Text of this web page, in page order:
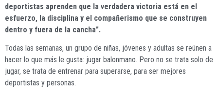
deportistas aprenden que la verdadera victoria está en el
esfuerzo, la disciplina y el compañerismo que se construyen
dentro y fuera de la cancha”.
Todas las semanas, un grupo de niñas, jóvenes y adultas se reúnen a
hacer lo que más le gusta: jugar balonmano. Pero no se trata solo de
jugar, se trata de entrenar para superarse, para ser mejores
deportistas y personas.